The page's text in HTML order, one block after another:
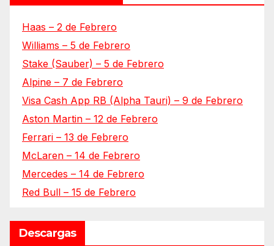
Haas – 2 de Febrero
Williams – 5 de Febrero
Stake (Sauber) – 5 de Febrero
Alpine – 7 de Febrero
Visa Cash App RB (Alpha Tauri) – 9 de Febrero
Aston Martin – 12 de Febrero
Ferrari – 13 de Febrero
McLaren – 14 de Febrero
Mercedes – 14 de Febrero
Red Bull – 15 de Febrero
Descargas